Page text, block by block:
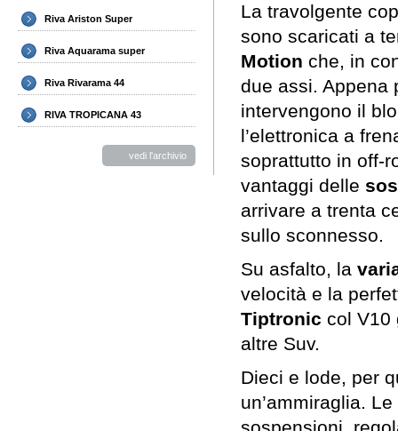
Riva Ariston Super
Riva Aquarama super
Riva Rivarama 44
RIVA TROPICANA 43
vedi l'archivio
La travolgente
sono scaricati a
Motion che, in
due assi. Appena
intervengono il
l’elettronica a
soprattutto in off-
vantaggi delle
arrivare a trenta
sullo sconnesso.
Su asfalto, la
velocità e la
Tiptronic col V10
altre Suv.
Dieci e lode, per
un’ammiraglia.